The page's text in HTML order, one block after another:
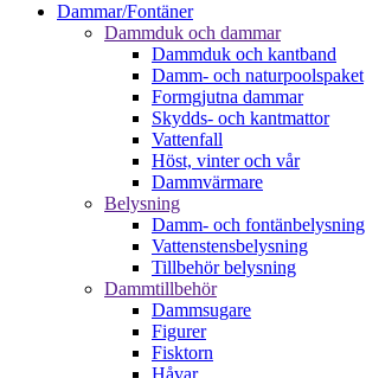
Dammar/Fontäner
Dammduk och dammar
Dammduk och kantband
Damm- och naturpoolspaket
Formgjutna dammar
Skydds- och kantmattor
Vattenfall
Höst, vinter och vår
Dammvärmare
Belysning
Damm- och fontänbelysning
Vattenstensbelysning
Tillbehör belysning
Dammtillbehör
Dammsugare
Figurer
Fisktorn
Håvar